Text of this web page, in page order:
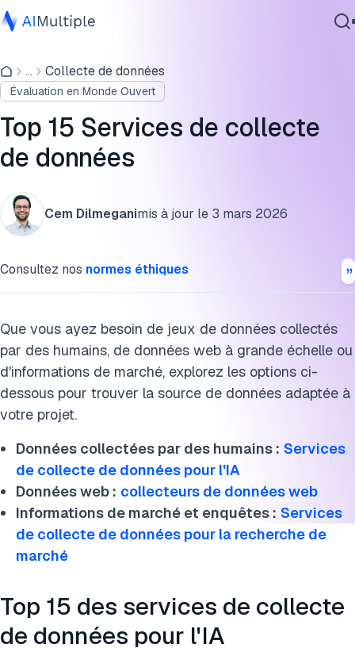
IA agentique
cybersécurité
Données
Logiciel d'entreprise
Services
... Collecte de données
Évaluation en Monde Ouvert
Top 15 Services de collecte
de données
Cem Dilmeganimis à jour le 3 mars 2026
Consultez nos normes éthiques
Que vous ayez besoin de jeux de données collectés
par des humains, de données web à grande échelle ou
d'informations de marché, explorez les options ci-
dessous pour trouver la source de données adaptée à
votre projet.
Données collectées par des humains : Services
de collecte de données pour l'IA
Données web : collecteurs de données web
Informations de marché et enquêtes : Services
de collecte de données pour la recherche de
marché
Top 15 des services de collecte
de données pour l'IA
Analyse détaillée des services de collecte de données
l'IA
Critères de sélection des services de collecte de données
pour l'IA
collecte de données pour l'IA ?
Services de collecte de données pour la recherche de
FAQ
Ressources externes
Citer cette recherche